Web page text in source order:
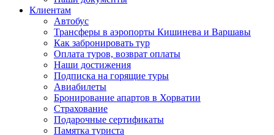
Клиентам
Автобус
Трансферы в аэропорты Кишинева и Варшавы
Как забронировать тур
Оплата туров, возврат оплаты
Наши достижения
Подписка на горящие туры
Авиабилеты
Бронирование апартов в Хорватии
Страхование
Подарочные сертификаты
Памятка туриста